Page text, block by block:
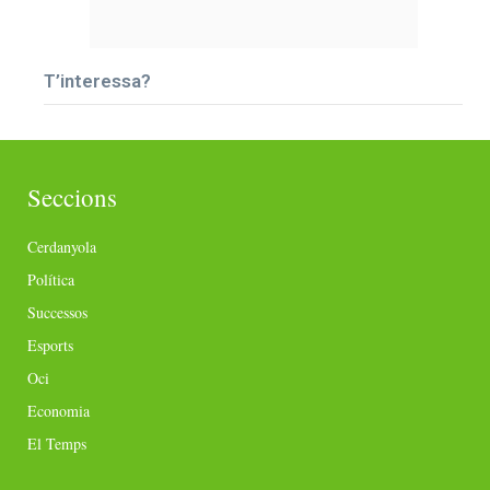
T’interessa?
Seccions
Cerdanyola
Política
Successos
Esports
Oci
Economia
El Temps